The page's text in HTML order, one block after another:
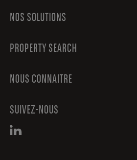
NOS SOLUTIONS
PROPERTY SEARCH
NOUS CONNAITRE
SUIVEZ-NOUS